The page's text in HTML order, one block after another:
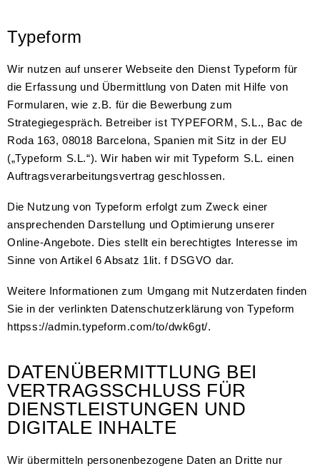
Typeform
Wir nutzen auf unserer Webseite den Dienst Typeform für
die Erfassung und Übermittlung von Daten mit Hilfe von
Formularen, wie z.B. für die Bewerbung zum
Strategiegespräch. Betreiber ist TYPEFORM, S.L., Bac de
Roda 163, 08018 Barcelona, Spanien mit Sitz in der EU
(„Typeform S.L.“). Wir haben wir mit Typeform S.L. einen
Auftragsverarbeitungsvertrag geschlossen.
Die Nutzung von Typeform erfolgt zum Zweck einer
ansprechenden Darstellung und Optimierung unserer
Online-Angebote. Dies stellt ein berechtigtes Interesse im
Sinne von Artikel 6 Absatz 1lit. f DSGVO dar.
Weitere Informationen zum Umgang mit Nutzerdaten finden
Sie in der verlinkten Datenschutzerklärung von Typeform
httpss://admin.typeform.com/to/dwk6gt/.
DATENÜBERMITTLUNG BEI
VERTRAGSSCHLUSS FÜR
DIENSTLEISTUNGEN UND
DIGITALE INHALTE
Wir übermitteln personenbezogene Daten an Dritte nur